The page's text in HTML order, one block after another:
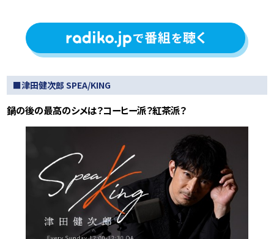
■津田健次郎 SPEA/KING
鍋の後の最高のシメは？コーヒー派？紅茶派？